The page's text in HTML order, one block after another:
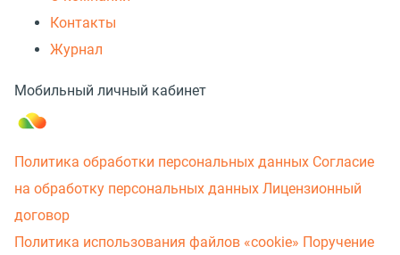
Контакты
Журнал
Мобильный личный кабинет
Политика обработки персональных данных Согласие
на обработку персональных данных Лицензионный
договор
Политика использования файлов «cookie» Поручение